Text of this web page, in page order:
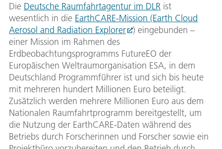
Die Deutsche Raumfahrtagentur im DLR ist
wesentlich in die EarthCARE-Mission (Earth Cloud
Aerosol and Radiation Explorer
) eingebunden –
einer Mission im Rahmen des
Erdbeobachtungsprogramms FutureEO der
Europäischen Weltraumorganisation ESA, in dem
Deutschland Programmführer ist und sich bis heute
mit mehreren hundert Millionen Euro beteiligt.
Zusätzlich werden mehrere Millionen Euro aus dem
Nationalen Raumfahrtprogramm bereitgestellt, um
die Nutzung der EarthCARE-Daten während des
Betriebs durch Forscherinnen und Forscher sowie ein